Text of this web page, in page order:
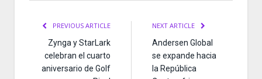
PREVIOUS ARTICLE
Zynga y StarLark
celebran el cuarto
aniversario de Golf
NEXT ARTICLE
Andersen Global
se expande hacia
la República